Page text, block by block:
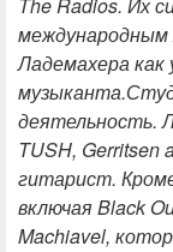
The Radios. Их
международным
Ладемахера как
музыканта.
деятельность.
TUSH, Gerritsen
гитарист.
включая Black
Machiavel,